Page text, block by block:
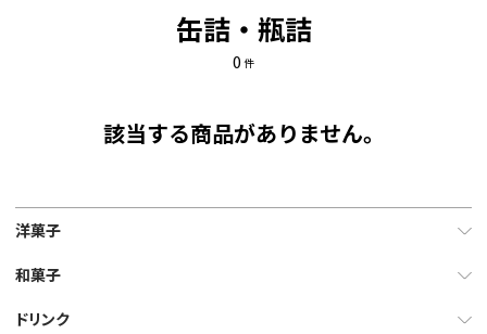
缶詰・瓶詰
0 件
該当する商品がありません。
洋菓子
和菓子
ドリンク